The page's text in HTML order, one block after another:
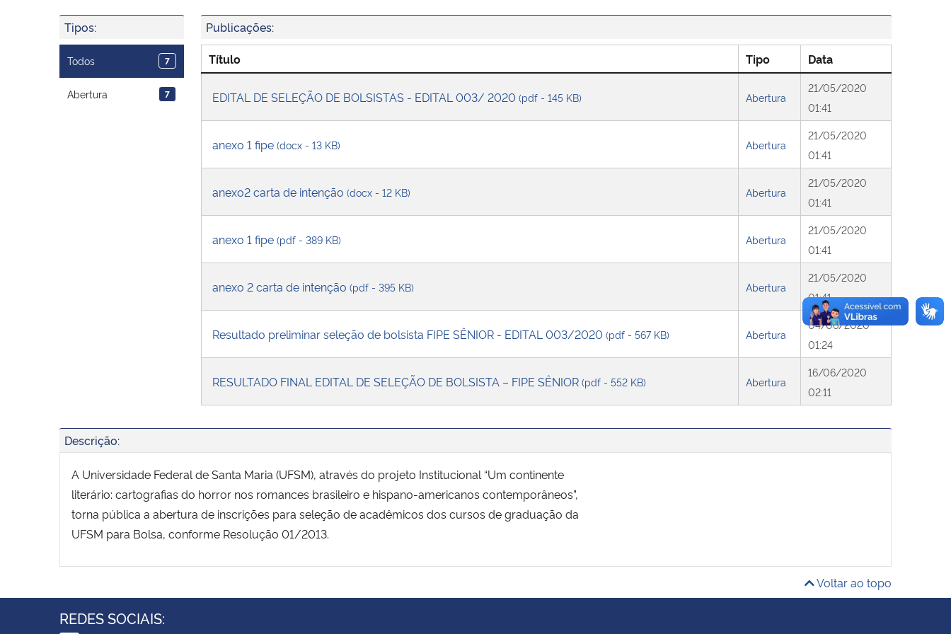
Tipos:
Todos 7
Abertura 7
Publicações:
Título Tipo Data
EDITAL DE SELEÇÃO DE BOLSISTAS - EDITAL 003/ 2020 (pdf - 145 KB) Abertura
21/05/2020
01:41
anexo 1 fipe (docx - 13 KB) Abertura
21/05/2020
01:41
anexo2 carta de intenção (docx - 12 KB) Abertura
21/05/2020
01:41
anexo 1 fipe (pdf - 389 KB) Abertura
21/05/2020
01:41
anexo 2 carta de intenção (pdf - 395 KB) Abertura
21/05/2020
01:41
Resultado preliminar seleção de bolsista FIPE SÊNIOR - EDITAL 003/2020 (pdf - 567 KB) Abertura
04/06/2020
01:24
RESULTADO FINAL EDITAL DE SELEÇÃO DE BOLSISTA – FIPE SÊNIOR (pdf - 552 KB) Abertura
16/06/2020
02:11
Descrição:
A Universidade Federal de Santa Maria (UFSM), através do projeto Institucional “Um continente
literário: cartografias do horror nos romances brasileiro e hispano-americanos contemporâneos”,
torna pública a abertura de inscrições para seleção de acadêmicos dos cursos de graduação da
UFSM para Bolsa, conforme Resolução 01/2013.
Voltar ao topo
REDES SOCIAIS: